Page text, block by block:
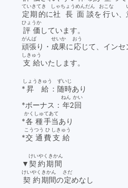
定期的
ていきてき
に社長
しゃちょう
面談
めんだん
を 行
おこな
い、
評価
ひょうか
しています。
頑張
がんば
り・ 成果
せいか
に応
おう
じて、イン
支給
しきゅう
いたします。
* 昇給
しょうきゅう
：随時
ずいじ
あり
*ボーナス： 年
ねん
2回
かい
*各種
かくしゅ
手当
てあて
あり
*交通
こうつう
費
ひ
支給
しきゅう
▼契約期間
けいやくきかん
契約
けいやく
期間
きかん
の定
さだ
めなし